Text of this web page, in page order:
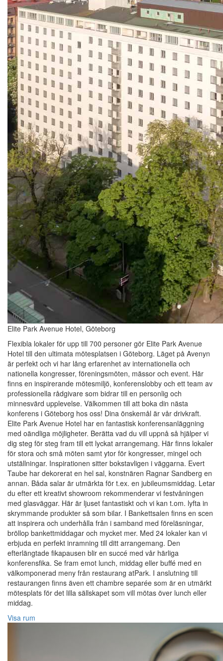
Elite Park Avenue Hotel, Göteborg
Flexibla lokaler för upp till 700 personer gör Elite Park Avenue
Hotel till den ultimata mötesplatsen i Göteborg. Läget på Avenyn
är perfekt och vi har lång erfarenhet av internationella och
nationella kongresser, föreningsmöten, mässor och event. Här
finns en inspirerande mötesmiljö, konferenslobby och ett team av
professionella rådgivare som bidrar till en personlig och
minnesvärd upplevelse. Välkommen till att boka din nästa
konferens i Göteborg hos oss! Dina önskemål är vår drivkraft.
Elite Park Avenue Hotel har en fantastisk konferensanläggning
med oändliga möjligheter. Berätta vad du vill uppnå så hjälper vi
dig steg för steg fram till ett lyckat arrangemang. Här finns lokaler
för stora och små möten samt ytor för kongresser, mingel och
utställningar. Inspirationen sitter bokstavligen i väggarna. Evert
Taube har dekorerat en hel sal, konstnären Ragnar Sandberg en
annan. Båda salar är utmärkta för t.ex. en jubileumsmiddag. Letar
du efter ett kreativt showroom rekommenderar vi festvåningen
med glasväggar. Här är ljuset fantastiskt och vi kan t.om. lyfta in
skrymmande produkter så som bilar. I Bankettsalen finns en scen
att inspirera och underhålla från i samband med föreläsningar,
bröllop bankettmiddagar och mycket mer. Med 24 lokaler kan vi
erbjuda en perfekt inramning till ditt arrangemang. Den
efterlängtade fikapausen blir en succé med vår härliga
konferensfika. Se fram emot lunch, middag eller buffé med en
välkomponerad meny från restaurang atPark. I anslutning till
restaurangen finns även ett chambre separée som är en utmärkt
mötesplats för det lilla sällskapet som vill mötas över lunch eller
middag.
Visa rum